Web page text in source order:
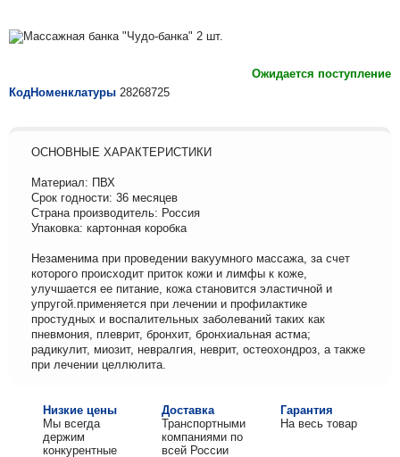
Ожидается поступление
КодНоменклатуры 28268725
ОСНОВНЫЕ ХАРАКТЕРИСТИКИ
Материал: ПВХ
Срок годности: 36 месяцев
Страна производитель: Россия
Упаковка: картонная коробка
Незаменима при проведении вакуумного массажа, за счет
которого происходит приток кожи и лимфы к коже,
улучшается ее питание, кожа становится эластичной и
упругой.применяется при лечении и профилактике
простудных и воспалительных заболеваний таких как
пневмония, плеврит, бронхит, бронхиальная астма;
радикулит, миозит, невралгия, неврит, остеохондроз, а также
при лечении целлюлита.
Низкие цены
Мы всегда
держим
конкурентные
Доставка
Транспортными
компаниями по
всей России
Гарантия
На весь товар